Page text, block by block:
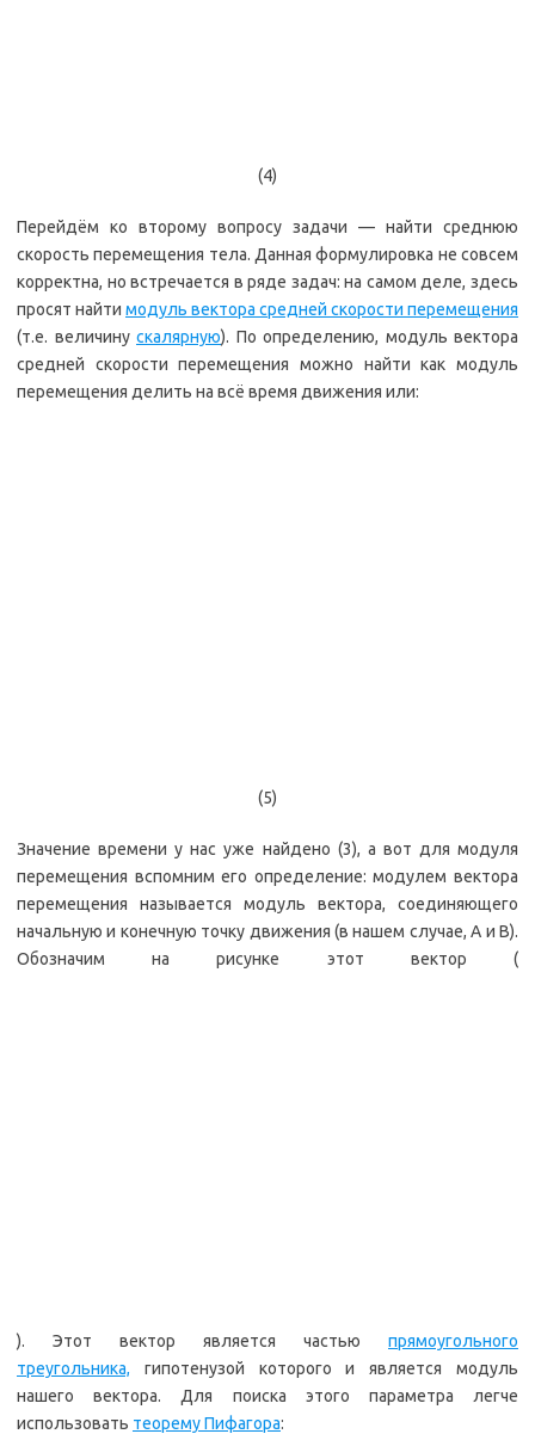
(4)
Перейдём ко второму вопросу задачи — найти среднюю
скорость перемещения тела. Данная формулировка не совсем
корректна, но встречается в ряде задач: на самом деле, здесь
просят найти модуль вектора средней скорости перемещения
(т.е. величину скалярную). По определению, модуль вектора
средней скорости перемещения можно найти как модуль
перемещения делить на всё время движения или:
(5)
Значение времени у нас уже найдено (3), а вот для модуля
перемещения вспомним его определение: модулем вектора
перемещения называется модуль вектора, соединяющего
начальную и конечную точку движения (в нашем случае, A и B).
Обозначим на рисунке этот вектор (
). Этот вектор является частью прямоугольного
треугольника,
гипотенузой которого и является модуль
нашего вектора. Для поиска этого параметра легче
использовать теорему Пифагора: